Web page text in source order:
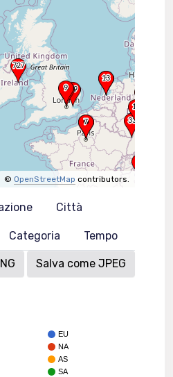
© OpenStreetMap contributors.
Città
Categoria Tempo
Salva come JPEG
EU
NA
AS
SA